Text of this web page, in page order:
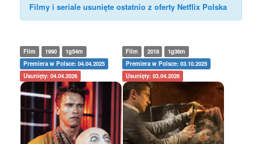
Filmy i seriale usunięte ostatnio z oferty Netflix Polska
Film 1990
1g54m
Premiera w Polsce: 04.04.2025
Usunięty: 04.04.2026
Film 2018
1g36m
Premiera w Polsce: 03.10.2025
Usunięty: 03.04.2026